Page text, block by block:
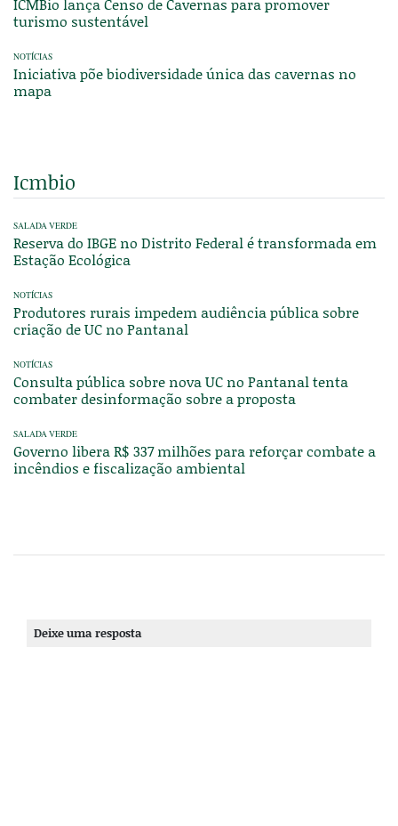
turismo sustentável
NOTÍCIAS
Iniciativa põe biodiversidade única das cavernas no
mapa
Icmbio
SALADA VERDE
Reserva do IBGE no Distrito Federal é transformada em
Estação Ecológica
NOTÍCIAS
Produtores rurais impedem audiência pública sobre
criação de UC no Pantanal
NOTÍCIAS
Consulta pública sobre nova UC no Pantanal tenta
combater desinformação sobre a proposta
SALADA VERDE
Governo libera R$ 337 milhões para reforçar combate a
incêndios e fiscalização ambiental
Deixe uma resposta